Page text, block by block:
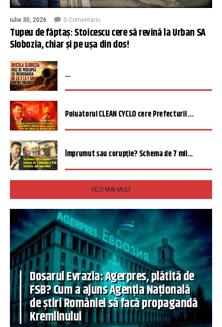
iulie 30, 2026 0 Comentariu
Tupeu de făptaș: Stoicescu cere să revină la Urban SA
Slobozia, chiar și pe ușa din dos!
...
Poluatorul CLEAN CYCLO cere Prefecturii ...
Împrumut sau corupție? Schema de 7 mil...
VEZI MAI MULT
Dosarul Evrazia: Agerpres, plătită de
FSB? Cum a ajuns Agenția Națională
de știri României să facă propagandă
Kremlinului